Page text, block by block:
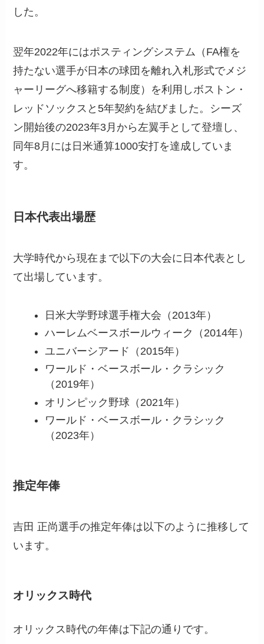
した。
翌年2022年にはポスティングシステム（FA権を
持たない選手が日本の球団を離れ入札形式でメジ
ャーリーグへ移籍する制度）を利用しボストン・
レッドソックスと5年契約を結びました。シーズ
ン開始後の2023年3月から左翼手として登壇し、
同年8月には日米通算1000安打を達成していま
す。
日本代表出場歴
大学時代から現在まで以下の大会に日本代表とし
て出場しています。
日米大学野球選手権大会（2013年）
ハーレムベースボールウィーク（2014年）
ユニバーシアード（2015年）
ワールド・ベースボール・クラシック
（2019年）
オリンピック野球（2021年）
ワールド・ベースボール・クラシック
（2023年）
推定年俸
吉田 正尚選手の推定年俸は以下のように推移して
います。
オリックス時代
オリックス時代の年俸は下記の通りです。